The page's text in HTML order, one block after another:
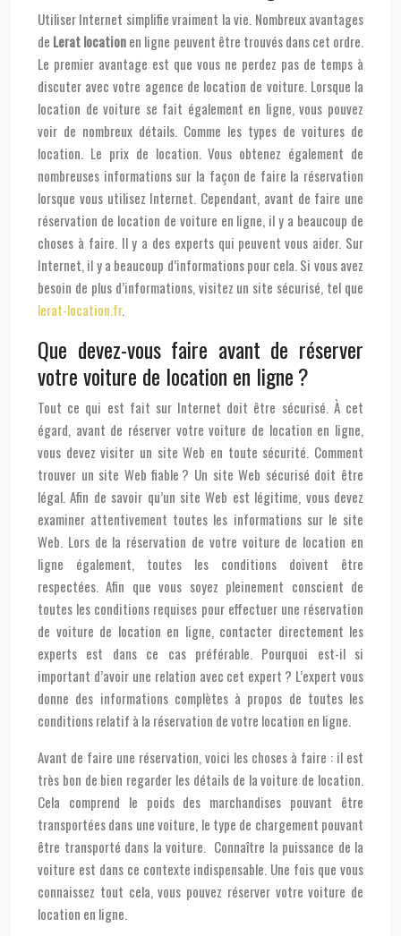
Utiliser Internet simplifie vraiment la vie. Nombreux avantages
de Lerat locationen ligne peuvent être trouvés dans cet ordre.
Le premier avantage est que vous ne perdez pas de temps à
discuter avec votre agence de location de voiture. Lorsque la
location de voiture se fait également en ligne, vous pouvez
voir de nombreux détails. Comme les types de voitures de
location. Le prix de location. Vous obtenez également de
nombreuses informations sur la façon de faire la réservation
lorsque vous utilisez Internet. Cependant, avant de faire une
réservation de location de voiture en ligne, il y a beaucoup de
choses à faire. Il y a des experts qui peuvent vous aider. Sur
Internet, il y a beaucoup d’informations pour cela. Si vous avez
besoin de plus d’informations, visitez un site sécurisé, tel que
lerat-location.fr.
Que devez-vous faire avant de réserver
votre voiture de location en ligne ?
Tout ce qui est fait sur Internet doit être sécurisé. À cet
égard, avant de réserver votre voiture de location en ligne,
vous devez visiter un site Web en toute sécurité. Comment
trouver un site Web fiable ? Un site Web sécurisé doit être
légal. Afin de savoir qu’un site Web est légitime, vous devez
examiner attentivement toutes les informations sur le site
Web. Lors de la réservation de votre voiture de location en
ligne également, toutes les conditions doivent être
respectées. Afin que vous soyez pleinement conscient de
toutes les conditions requises pour effectuer une réservation
de voiture de location en ligne, contacter directement les
experts est dans ce cas préférable. Pourquoi est-il si
important d’avoir une relation avec cet expert ? L’expert vous
donne des informations complètes à propos de toutes les
conditions relatif à la réservation de votre location en ligne.
Avant de faire une réservation, voici les choses à faire : il est
très bon de bien regarder les détails de la voiture de location.
Cela comprend le poids des marchandises pouvant être
transportées dans une voiture, le type de chargement pouvant
être transporté dans la voiture. Connaître la puissance de la
voiture est dans ce contexte indispensable. Une fois que vous
connaissez tout cela, vous pouvez réserver votre voiture de
location en ligne.